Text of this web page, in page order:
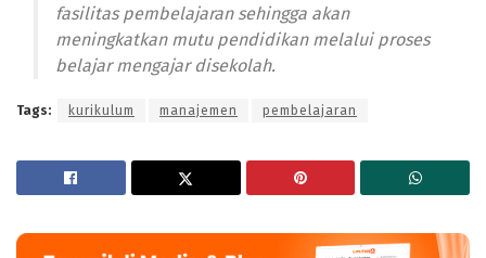
fasilitas pembelajaran sehingga akan
meningkatkan mutu pendidikan melalui proses
belajar mengajar disekolah.
Tags: kurikulum manajemen pembelajaran